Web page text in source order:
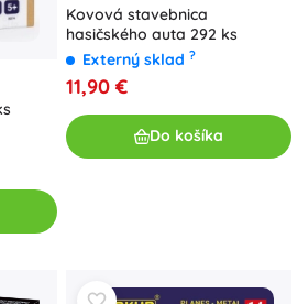
Kovová stavebnica
hasičského auta 292 ks
Externý sklad ?
11,90 €
Do košíka